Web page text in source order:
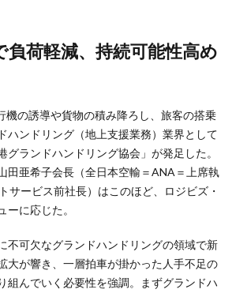
機の誘導や貨物の積み降ろし、旅客の搭乗
ハンドリング（地上支援業務）業界として
グランドハンドリング協会」が発足した。
田亜希子会長（全日本空輸＝ANA＝上席執
サービス前社長）はこのほど、ロジビズ・
ーに応じた。
不可欠なグランドハンドリングの領域で新
大が響き、一層拍車が掛かった人手不足の
組んでいく必要性を強調。まずグランドハ